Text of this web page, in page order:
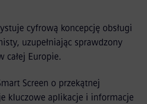
cyfrową koncepcję obsługi
uzupełniając sprawdzony
całej Europie.
Screen o przekątnej
kluczowe aplikacje i informacje